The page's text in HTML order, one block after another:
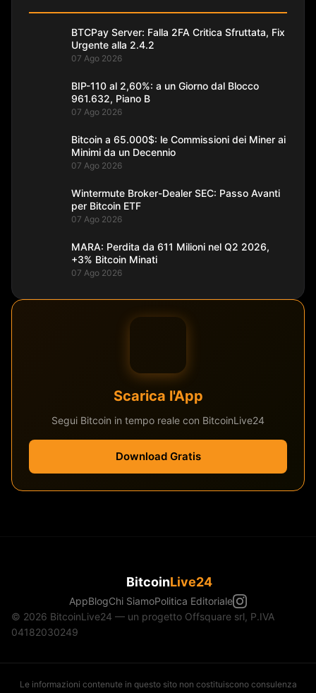
BTCPay Server: Falla 2FA Critica Sfruttata, Fix
Urgente alla 2.4.2
07 Ago 2026
BIP-110 al 2,60%: a un Giorno dal Blocco
961.632, Piano B
07 Ago 2026
Bitcoin a 65.000$: le Commissioni dei Miner ai
Minimi da un Decennio
07 Ago 2026
Wintermute Broker-Dealer SEC: Passo Avanti
per Bitcoin ETF
07 Ago 2026
MARA: Perdita da 611 Milioni nel Q2 2026,
+3% Bitcoin Minati
07 Ago 2026
Scarica l'App
Segui Bitcoin in tempo reale con BitcoinLive24
Download Gratis
BitcoinLive24
AppBlogChi SiamoPolitica Editoriale
© 2026 BitcoinLive24 — un progetto Offsquare srl, P.IVA
04182030249
Le informazioni contenute in questo sito non costituiscono consulenza